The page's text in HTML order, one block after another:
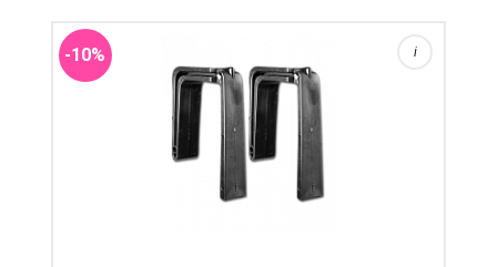
-10% i